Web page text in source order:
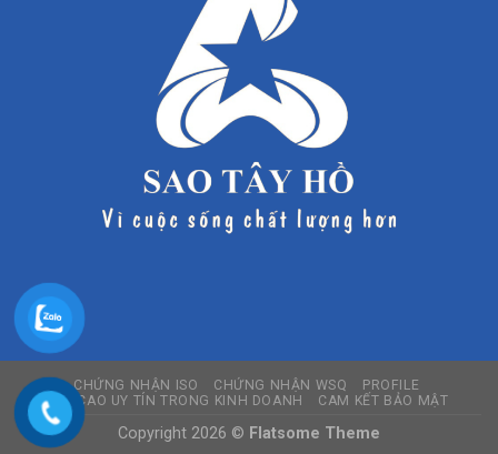
CHỨNG NHẬN ISO CHỨNG NHẬN WSQ
PROFILE
ĐỀ CAO UY TÍN TRONG KINH DOANH
CAM KẾT BẢO MẬT
Copyright 2026 © Flatsome Theme